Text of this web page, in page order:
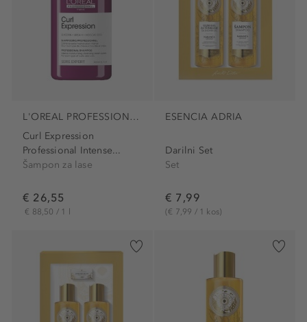
L'OREAL PROFESSIONNEL PARIS
Curl Expression
Professional Intense...
Šampon za lase
€ 26,55
€ 88,50 / 1 l
ESENCIA ADRIA
Darilni Set
Set
€ 7,99
(€ 7,99 / 1 kos)